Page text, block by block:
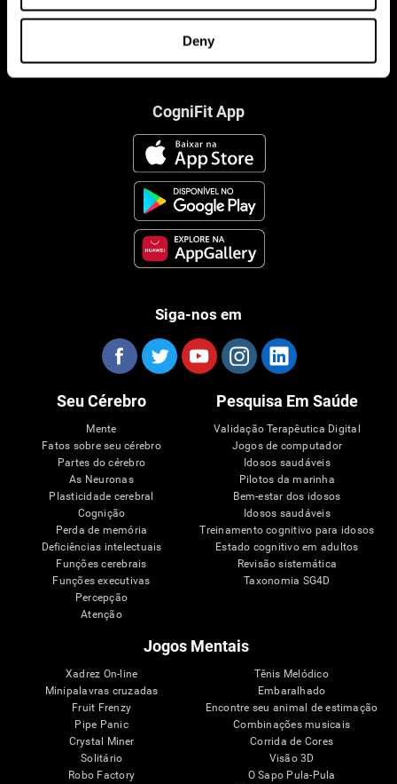
Deny
CogniFit App
Siga-nos em
Seu Cérebro
Mente
Fatos sobre seu cérebro
Partes do cérebro
As Neuronas
Plasticidade cerebral
Cognição
Perda de memória
Deficiências intelectuais
Funções cerebrais
Funções executivas
Percepção
Atenção
Pesquisa Em Saúde
Validação Terapêutica Digital
Jogos de computador
Idosos saudáveis
Pilotos da marinha
Bem-estar dos idosos
Idosos saudáveis
Treinamento cognitivo para idosos
Estado cognitivo em adultos
Revisão sistemática
Taxonomia SG4D
Jogos Mentais
Xadrez On-line
Minipalavras cruzadas
Fruit Frenzy
Pipe Panic
Crystal Miner
Solitário
Robo Factory
Tênis Melódico
Embaralhado
Encontre seu animal de estimação
Combinações musicais
Corrida de Cores
Visão 3D
O Sapo Pula-Pula